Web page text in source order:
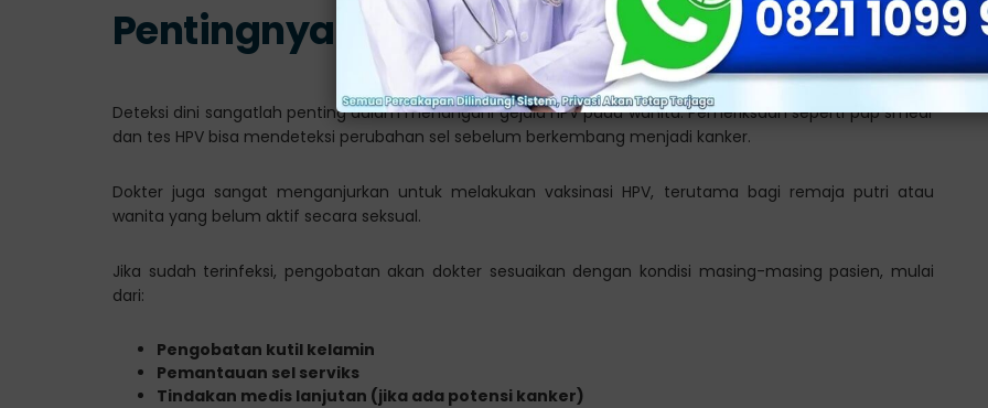
Pentingnya Pemeriksaan dan Pengobatan
Deteksi dini sangatlah penting dalam menangani gejala HPV pada wanita. Pemeriksaan seperti pap smear
dan tes HPV bisa mendeteksi perubahan sel sebelum berkembang menjadi kanker.
Dokter juga sangat menganjurkan untuk melakukan vaksinasi HPV, terutama bagi remaja putri atau
wanita yang belum aktif secara seksual.
Jika sudah terinfeksi, pengobatan akan dokter sesuaikan dengan kondisi masing-masing pasien, mulai
dari:
Pengobatan kutil kelamin
Pemantauan sel serviks
Tindakan medis lanjutan (jika ada potensi kanker)